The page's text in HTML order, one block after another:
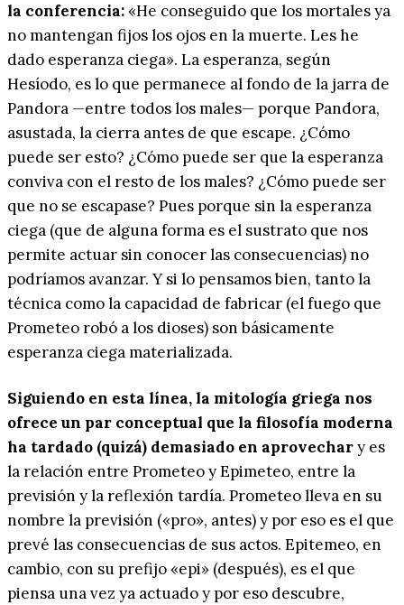
la conferencia:«He conseguido que los mortales ya
no mantengan fijos los ojos en la muerte. Les he
dado esperanza ciega». La esperanza, según
Hesíodo, es lo que permanece al fondo de la jarra de
Pandora —entre todos los males— porque Pandora,
asustada, la cierra antes de que escape. ¿Cómo
puede ser esto? ¿Cómo puede ser que la esperanza
conviva con el resto de los males? ¿Cómo puede ser
que no se escapase? Pues porque sin la esperanza
ciega (que de alguna forma es el sustrato que nos
permite actuar sin conocer las consecuencias) no
podríamos avanzar. Y si lo pensamos bien, tanto la
técnica como la capacidad de fabricar (el fuego que
Prometeo robó a los dioses) son básicamente
esperanza ciega materializada.
Siguiendo en esta línea, la mitología griega nos
ofrece un par conceptual que la filosofía moderna
ha tardado (quizá) demasiado en aprovechary es
la relación entre Prometeo y Epimeteo, entre la
previsión y la reflexión tardía. Prometeo lleva en su
nombre la previsión («pro», antes) y por eso es el que
prevé las consecuencias de sus actos. Epitemeo, en
cambio, con su prefijo «epi» (después), es el que
piensa una vez ya actuado y por eso descubre,